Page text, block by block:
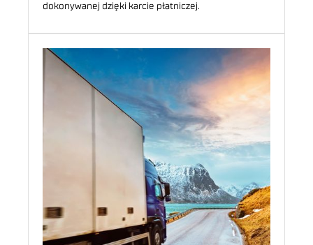
dokonywanej dzięki karcie płatniczej.